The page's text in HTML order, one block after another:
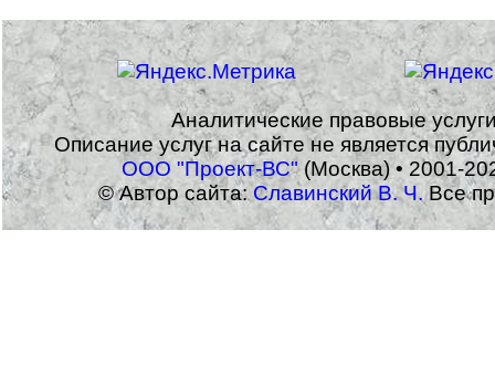
Аналитические правовые
Описание услуг на сайте не является
ООО "Проект-ВС"(Москва) • 2001-
© Автор сайта:Славинский В. Ч.Все